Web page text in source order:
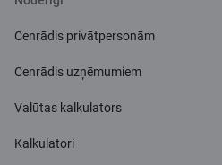
Cenrādis privātpersonām
Cenrādis uzņēmumiem
Valūtas kalkulators
Kalkulatori